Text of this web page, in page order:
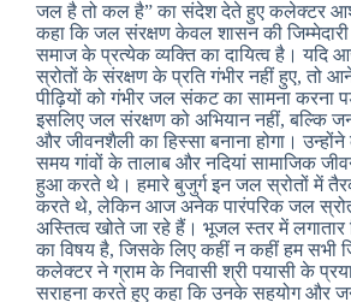
जल है तो कल है” का संदेश देते हुए कलेक्टर
कहा कि जल संरक्षण केवल शासन की जिम्मेदारी
समाज के प्रत्येक व्यक्ति का दायित्व है। यदि
स्रोतों के संरक्षण के प्रति गंभीर नहीं हुए, तो
पीढ़ियों को गंभीर जल संकट का सामना करना
इसलिए जल संरक्षण को अभियान नहीं, बल्कि
और जीवनशैली का हिस्सा बनाना होगा।
समय गांवों के तालाब और नदियां सामाजिक
हुआ करते थे। हमारे बुजुर्ग इन जल स्रोतों में
करते थे, लेकिन आज अनेक पारंपरिक जल
अस्तित्व खोते जा रहे हैं। भूजल स्तर में लगातार
का विषय है, जिसके लिए कहीं न कहीं हम सभी
कलेक्टर ने ग्राम के निवासी श्री पयासी के
सराहना करते हुए कहा कि उनके सहयोग और